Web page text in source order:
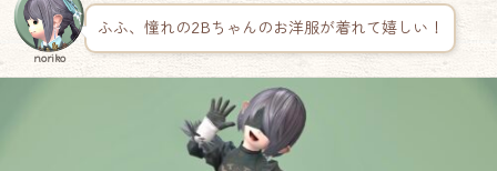
noriko
ふふ、憧れの2Bちゃんのお洋服が着れて嬉しい！